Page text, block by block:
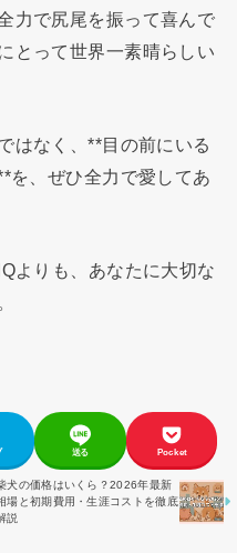
力で尻尾を振って喜んで
とって世界一素晴らしい
はなく、**目の前にいる
を、ぜひ全力で愛してあ
よりも、あなたに大切な
送る Pocket
犬の価格はいくら？2026年最新
場と初期費用・生涯コストを徹底
説